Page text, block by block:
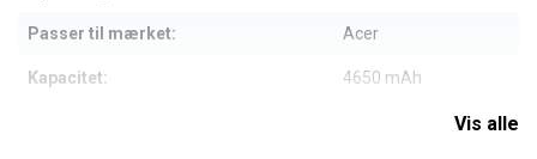
Passer til mærket: Acer
Kapacitet: 4650 mAh
Vis alle